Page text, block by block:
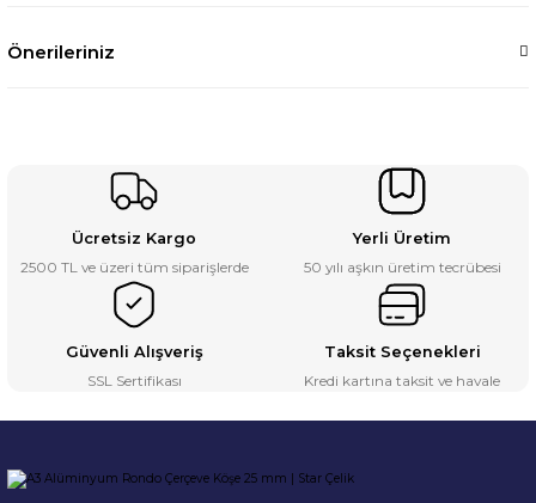
Önerileriniz
Ücretsiz Kargo
2500 TL ve üzeri tüm siparişlerde
Yerli Üretim
50 yılı aşkın üretim tecrübesi
Güvenli Alışveriş
SSL Sertifikası
Taksit Seçenekleri
Kredi kartına taksit ve havale